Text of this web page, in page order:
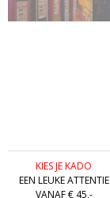
KIES JE KADO
EEN LEUKE ATTENTIE
VANAF € 45,-